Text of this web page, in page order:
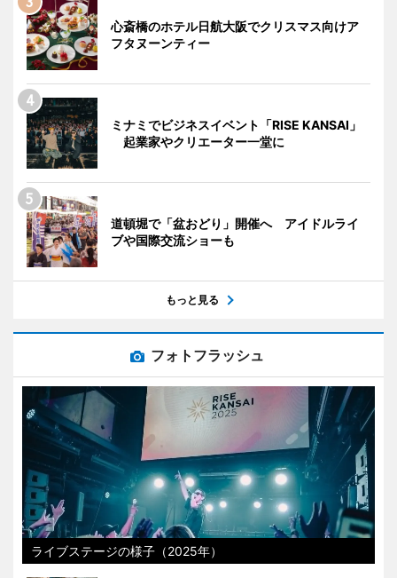
心斎橋のホテル日航大阪でクリスマス向けア
フタヌーンティー
ミナミでビジネスイベント「RISE KANSAI」
起業家やクリエーター一堂に
道頓堀で「盆おどり」開催へ アイドルライ
ブや国際交流ショーも
もっと見る
フォトフラッシュ
ライブステージの様子（2025年）